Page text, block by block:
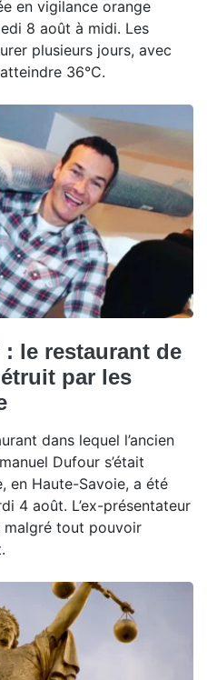
en vigilance orange
8 août à midi. Les
plusieurs jours, avec
36°C.
le restaurant de
par les
dans lequel l’ancien
Dufour s’était
en Haute-Savoie, a été
4 août. L’ex-présentateur
malgré tout pouvoir